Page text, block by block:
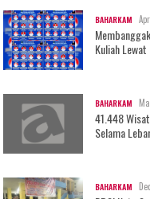
BAHARKAM
Kuliah
BAHARKAM
41.448
Selama
BAHARKAM